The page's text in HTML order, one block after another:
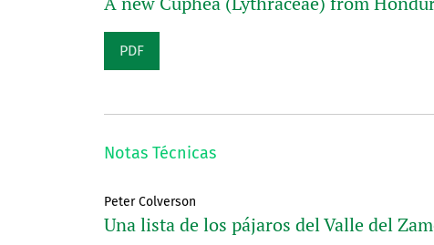
PDF
Notas Técnicas
Peter Colverson
Una lista de los pájaros del Valle del